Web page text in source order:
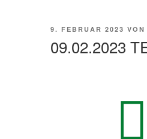
9. FEBRUAR 2023 VON
09.02.2023